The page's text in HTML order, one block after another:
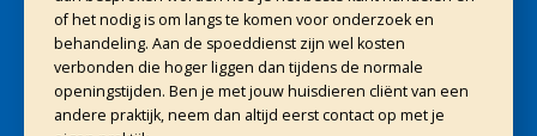
of het nodig is om langs te komen voor onderzoek en
behandeling. Aan de spoeddienst zijn wel kosten
verbonden die hoger liggen dan tijdens de normale
openingstijden. Ben je met jouw huisdieren cliënt van een
andere praktijk, neem dan altijd eerst contact op met je